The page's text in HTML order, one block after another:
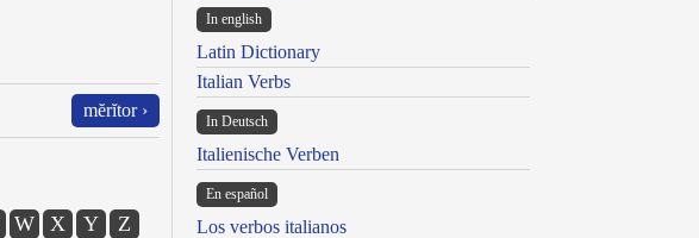
mĕrĭtor ›
W X Y Z
In english
Latin Dictionary
Italian Verbs
In Deutsch
Italienische Verben
En español
Los verbos italianos